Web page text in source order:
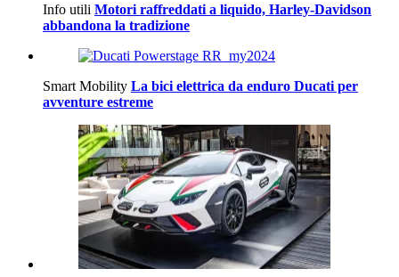
Info utili Motori raffreddati a liquido, Harley-Davidson
abbandona la tradizione
Smart Mobility La bici elettrica da enduro Ducati per
avventure estreme